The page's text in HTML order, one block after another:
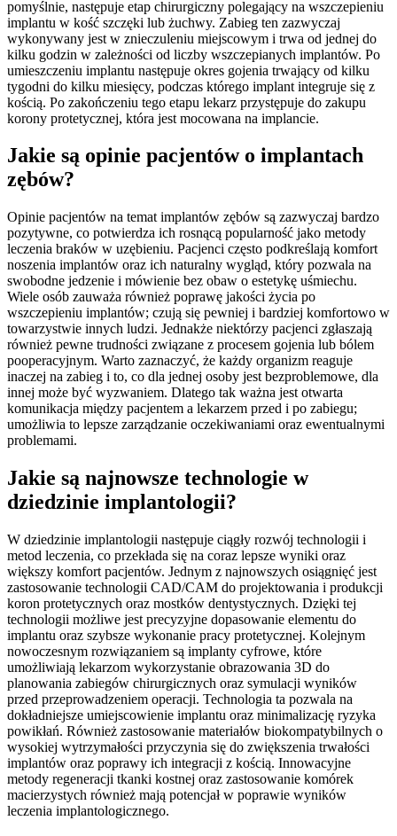
pomyślnie, następuje etap chirurgiczny polegający na wszczepieniu
implantu w kość szczęki lub żuchwy. Zabieg ten zazwyczaj
wykonywany jest w znieczuleniu miejscowym i trwa od jednej do
kilku godzin w zależności od liczby wszczepianych implantów. Po
umieszczeniu implantu następuje okres gojenia trwający od kilku
tygodni do kilku miesięcy, podczas którego implant integruje się z
kością. Po zakończeniu tego etapu lekarz przystępuje do zakupu
korony protetycznej, która jest mocowana na implancie.
Jakie są opinie pacjentów o implantach
zębów?
Opinie pacjentów na temat implantów zębów są zazwyczaj bardzo
pozytywne, co potwierdza ich rosnącą popularność jako metody
leczenia braków w uzębieniu. Pacjenci często podkreślają komfort
noszenia implantów oraz ich naturalny wygląd, który pozwala na
swobodne jedzenie i mówienie bez obaw o estetykę uśmiechu.
Wiele osób zauważa również poprawę jakości życia po
wszczepieniu implantów; czują się pewniej i bardziej komfortowo w
towarzystwie innych ludzi. Jednakże niektórzy pacjenci zgłaszają
również pewne trudności związane z procesem gojenia lub bólem
pooperacyjnym. Warto zaznaczyć, że każdy organizm reaguje
inaczej na zabieg i to, co dla jednej osoby jest bezproblemowe, dla
innej może być wyzwaniem. Dlatego tak ważna jest otwarta
komunikacja między pacjentem a lekarzem przed i po zabiegu;
umożliwia to lepsze zarządzanie oczekiwaniami oraz ewentualnymi
problemami.
Jakie są najnowsze technologie w
dziedzinie implantologii?
W dziedzinie implantologii następuje ciągły rozwój technologii i
metod leczenia, co przekłada się na coraz lepsze wyniki oraz
większy komfort pacjentów. Jednym z najnowszych osiągnięć jest
zastosowanie technologii CAD/CAM do projektowania i produkcji
koron protetycznych oraz mostków dentystycznych. Dzięki tej
technologii możliwe jest precyzyjne dopasowanie elementu do
implantu oraz szybsze wykonanie pracy protetycznej. Kolejnym
nowoczesnym rozwiązaniem są implanty cyfrowe, które
umożliwiają lekarzom wykorzystanie obrazowania 3D do
planowania zabiegów chirurgicznych oraz symulacji wyników
przed przeprowadzeniem operacji. Technologia ta pozwala na
dokładniejsze umiejscowienie implantu oraz minimalizację ryzyka
powikłań. Również zastosowanie materiałów biokompatybilnych o
wysokiej wytrzymałości przyczynia się do zwiększenia trwałości
implantów oraz poprawy ich integracji z kością. Innowacyjne
metody regeneracji tkanki kostnej oraz zastosowanie komórek
macierzystych również mają potencjał w poprawie wyników
leczenia implantologicznego.